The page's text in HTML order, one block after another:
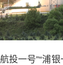
一号”“浦银